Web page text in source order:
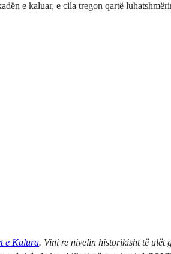
e kaluar, e cila tregon qartë
e Kalura. Vini re nivelin historikisht të ulët